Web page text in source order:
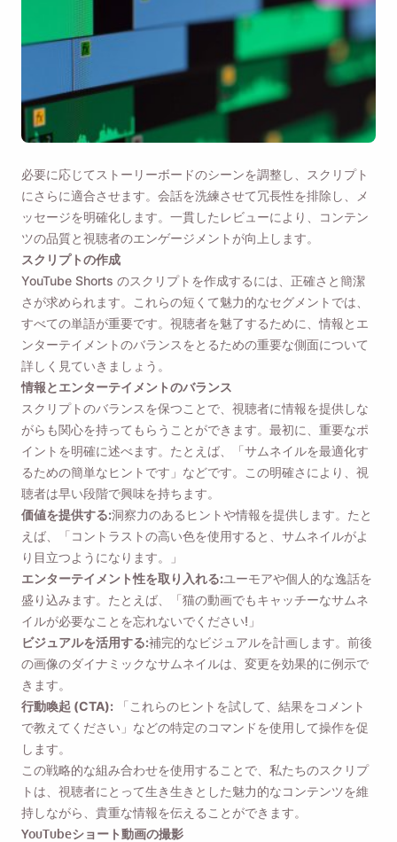
必要に応じてストーリーボードのシーンを調整し、スクリプト
にさらに適合させます。会話を洗練させて冗長性を排除し、メ
ッセージを明確化します。一貫したレビューにより、コンテン
ツの品質と視聴者のエンゲージメントが向上します。
スクリプトの作成
YouTube Shorts のスクリプトを作成するには、正確さと簡潔
さが求められます。これらの短くて魅力的なセグメントでは、
すべての単語が重要です。視聴者を魅了するために、情報とエ
ンターテイメントのバランスをとるための重要な側面について
詳しく見ていきましょう。
情報とエンターテイメントのバランス
スクリプトのバランスを保つことで、視聴者に情報を提供しな
がらも関心を持ってもらうことができます。最初に、重要なポ
イントを明確に述べます。たとえば、「サムネイルを最適化す
るための簡単なヒントです」などです。この明確さにより、視
聴者は早い段階で興味を持ちます。
価値を提供する:洞察力のあるヒントや情報を提供します。たと
えば、「コントラストの高い色を使用すると、サムネイルがよ
り目立つようになります。」
エンターテイメント性を取り入れる:ユーモアや個人的な逸話を
盛り込みます。たとえば、「猫の動画でもキャッチーなサムネ
イルが必要なことを忘れないでください!」
ビジュアルを活用する:補完的なビジュアルを計画します。前後
の画像のダイナミックなサムネイルは、変更を効果的に例示で
きます。
行動喚起 (CTA): 「これらのヒントを試して、結果をコメント
で教えてください」などの特定のコマンドを使用して操作を促
します。
この戦略的な組み合わせを使用することで、私たちのスクリプ
トは、視聴者にとって生き生きとした魅力的なコンテンツを維
持しながら、貴重な情報を伝えることができます。
YouTubeショート動画の撮影